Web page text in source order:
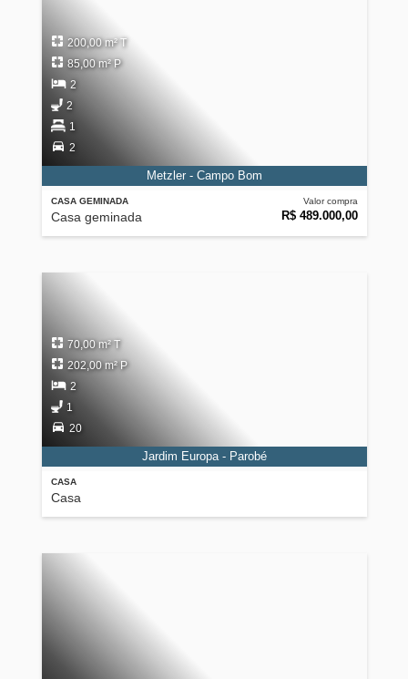
CASA GEMINADA
Casa geminada
Valor compra
R$ 489.000,00
200,00 m² T
85,00 m² P
2
2
1
2
Metzler - Campo Bom
CASA
Casa
70,00 m² T
202,00 m² P
2
1
20
Jardim Europa - Parobé